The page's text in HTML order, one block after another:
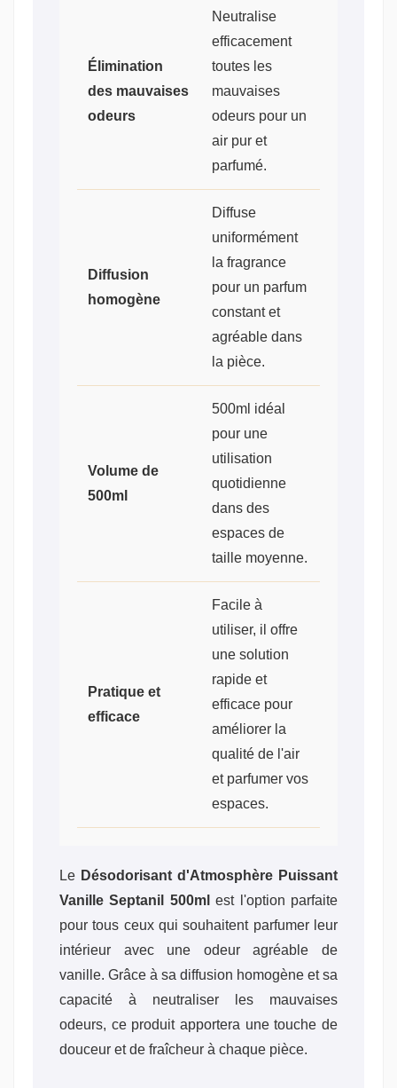
Élimination
des mauvaises
odeurs
Neutralise
efficacement
toutes les
mauvaises
odeurs pour un
air pur et
parfumé.
Diffusion
homogène
Diffuse
uniformément
la fragrance
pour un parfum
constant et
agréable dans
la pièce.
Volume de
500ml
500ml idéal
pour une
utilisation
quotidienne
dans des
espaces de
taille moyenne.
Pratique et
efficace
Facile à
utiliser, il offre
une solution
rapide et
efficace pour
améliorer la
qualité de l'air
et parfumer vos
espaces.
Le Désodorisant d'Atmosphère Puissant
Vanille Septanil 500ml est l'option parfaite
pour tous ceux qui souhaitent parfumer leur
intérieur avec une odeur agréable de
vanille. Grâce à sa diffusion homogène et sa
capacité à neutraliser les mauvaises
odeurs, ce produit apportera une touche de
douceur et de fraîcheur à chaque pièce.